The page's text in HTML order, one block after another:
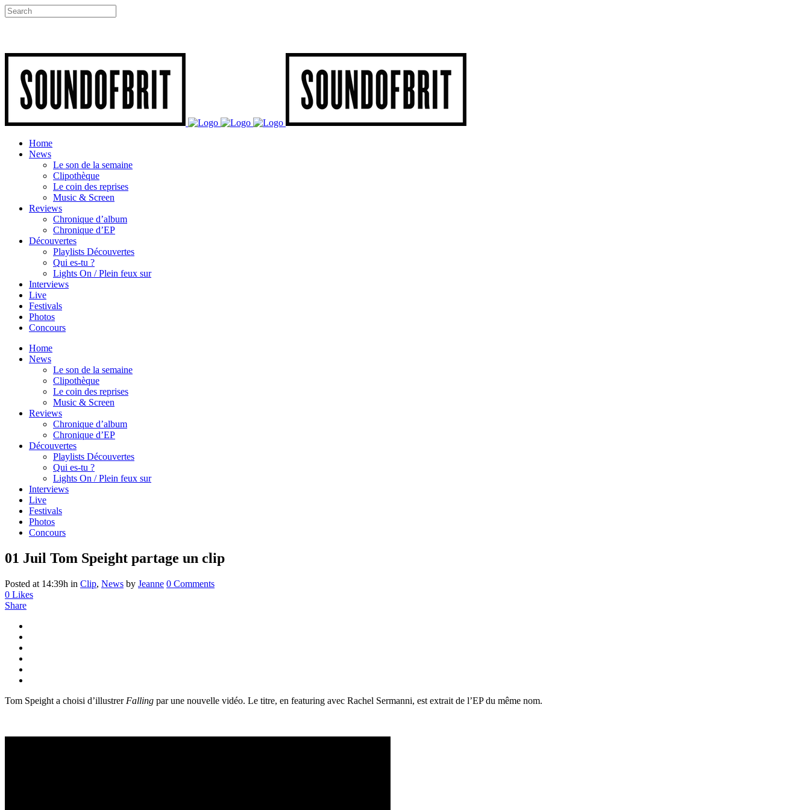
Home
News
Le son de la semaine
Clipothèque
Le coin des reprises
Music & Screen
Reviews
Chronique d’album
Chronique d’EP
Découvertes
Playlists Découvertes
Qui es-tu ?
Lights On / Plein feux sur
Interviews
Live
Festivals
Photos
Concours
Home
News
Le son de la semaine
Clipothèque
Le coin des reprises
Music & Screen
Reviews
Chronique d’album
Chronique d’EP
Découvertes
Playlists Découvertes
Qui es-tu ?
Lights On / Plein feux sur
Interviews
Live
Festivals
Photos
Concours
01 Juil Tom Speight partage un clip
Posted at 14:39h in Clip, News by Jeanne 0 Comments
0 Likes
Share
Tom Speight a choisi d’illustrer Falling par une nouvelle vidéo. Le titre, en featuring avec Rachel Sermanni, est extrait de l’EP du même nom.